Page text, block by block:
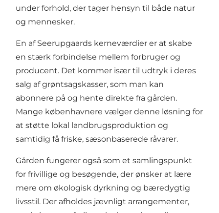
under forhold, der tager hensyn til både natur
og mennesker.
En af Seerupgaards kerneværdier er at skabe
en stærk forbindelse mellem forbruger og
producent. Det kommer især til udtryk i deres
salg af grøntsagskasser, som man kan
abonnere på og hente direkte fra gården.
Mange københavnere vælger denne løsning for
at støtte lokal landbrugsproduktion og
samtidig få friske, sæsonbaserede råvarer.
Gården fungerer også som et samlingspunkt
for frivillige og besøgende, der ønsker at lære
mere om økologisk dyrkning og bæredygtig
livsstil. Der afholdes jævnligt arrangementer,